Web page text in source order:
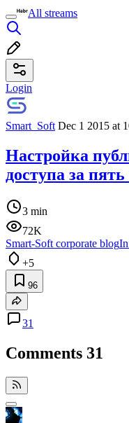
All streams
Login
Smart_Soft Dec 1 2015 at
Настройка
доступа за
3 min
72K
Smart-Soft corporate blog
+5
96
31
Comments 31